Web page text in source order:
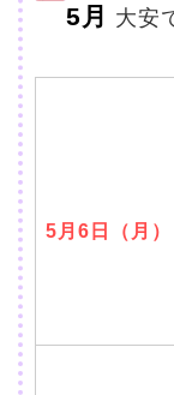
5月 大安
5月6日（月）